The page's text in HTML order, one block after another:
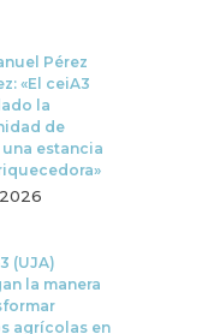
Pérez
«El ceiA3
la
de
estancia
(UJA)
la manera
agrícolas en